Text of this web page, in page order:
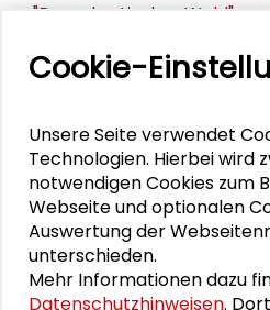
"Demokratischer Wald"
Schlüsseltexte für die
Dialog
Schader-Festival 2026
25. Runder Tisch
Cookie-
Unsere Seite verwendet
Technologien. Hierbei wird
notwendigen Cookies zum
Webseite und optionalen
Auswertung der
unterschieden.
Mehr Informationen dazu
Datenschutzhinweisen.